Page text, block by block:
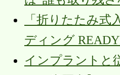
「折りたたみ
ディング
インプラントと